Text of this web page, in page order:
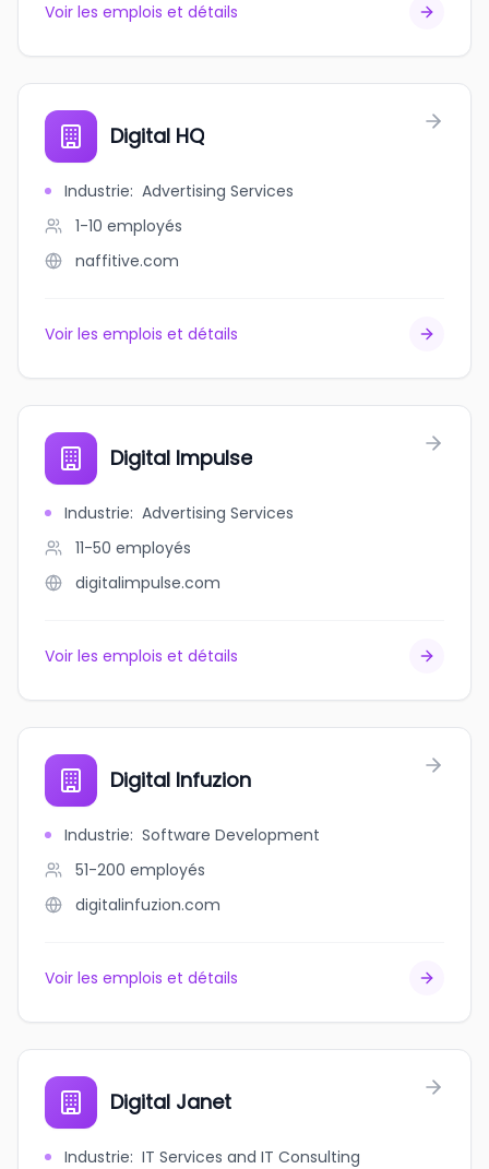
Voir les emplois et détails
Digital HQ
Industrie: Advertising Services
1-10 employés
naffitive.com
Voir les emplois et détails
Digital Impulse
Industrie: Advertising Services
11-50 employés
digitalimpulse.com
Voir les emplois et détails
Digital Infuzion
Industrie: Software Development
51-200 employés
digitalinfuzion.com
Voir les emplois et détails
Digital Janet
Industrie: IT Services and IT Consulting